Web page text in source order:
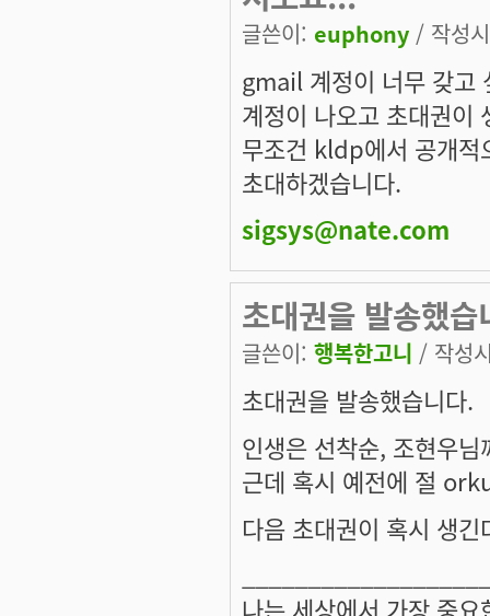
글쓴이: euphony / 작성
gmail 계정이 너무 갖고
계정이 나오고 초대권이
무조건 kldp에서 공개적
초대하겠습니다.
sigsys@nate.com
초대권을 발송했습
글쓴이: 행복한고니 / 작성
초대권을 발송했습니다.
인생은 선착순, 조현우
근데 혹시 예전에 절
다음 초대권이 혹시 생
나는 세상에서 가장 중요